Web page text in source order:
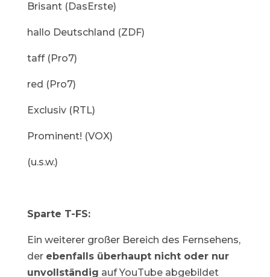
Brisant (DasErste)
hallo Deutschland (ZDF)
taff (Pro7)
red (Pro7)
Exclusiv (RTL)
Prominent! (VOX)
(u.s.w.)
Sparte T-FS:
Ein weiterer großer Bereich des Fernsehens,
der ebenfalls überhaupt nicht oder nur
unvollständig auf YouTube abgebildet